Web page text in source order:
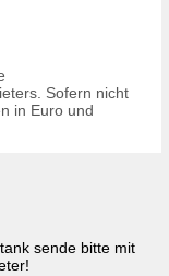
Sofern nicht
in Euro und
sende bitte mit